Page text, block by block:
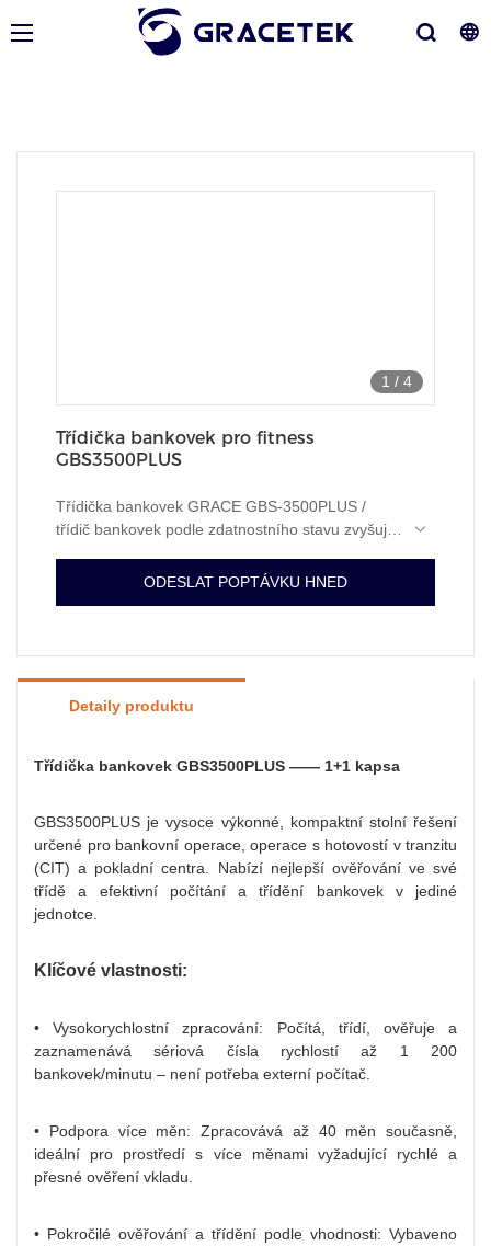
1 / 4
Třídička bankovek pro fitness
GBS3500PLUS
Třídička bankovek GRACE GBS-3500PLUS /
třídič bankovek podle zdatnostního stavu zvyšuje
zdatnostního stavu a ověřování. K dispozici jsou
ODESLAT POPTÁVKU HNED
Detaily produktu
Třídička bankovek GBS3500PLUS —— 1+1 kapsa
GBS3500PLUS je vysoce výkonné, kompaktní stolní řešení
určené pro bankovní operace, operace s hotovostí v tranzitu
(CIT) a pokladní centra. Nabízí nejlepší ověřování ve své
třídě a efektivní počítání a třídění bankovek v jediné
jednotce.
Klíčové vlastnosti:
• Vysokorychlostní zpracování: Počítá, třídí, ověřuje a
zaznamenává sériová čísla rychlostí až 1 200
bankovek/minutu – není potřeba externí počítač.
• Podpora více měn: Zpracovává až 40 měn současně,
ideální pro prostředí s více měnami vyžadující rychlé a
přesné ověření vkladu.
• Pokročilé ověřování a třídění podle vhodnosti: Vybaveno